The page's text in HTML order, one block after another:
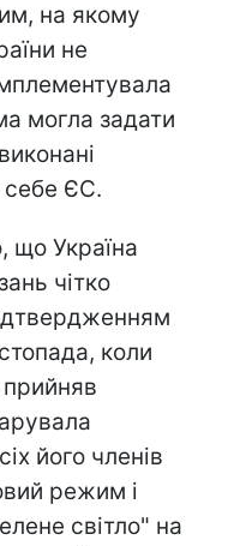
на якому
не
могла задати
себе ЄС.
що Україна
чітко
коли
його членів
режим і
світло" на